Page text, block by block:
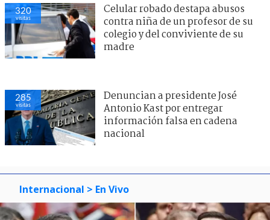
320
visitas
Celular robado destapa abusos
contra niña de un profesor de su
colegio y del conviviente de su
madre
285
visitas
Denuncian a presidente José
Antonio Kast por entregar
información falsa en cadena
nacional
Internacional > En Vivo